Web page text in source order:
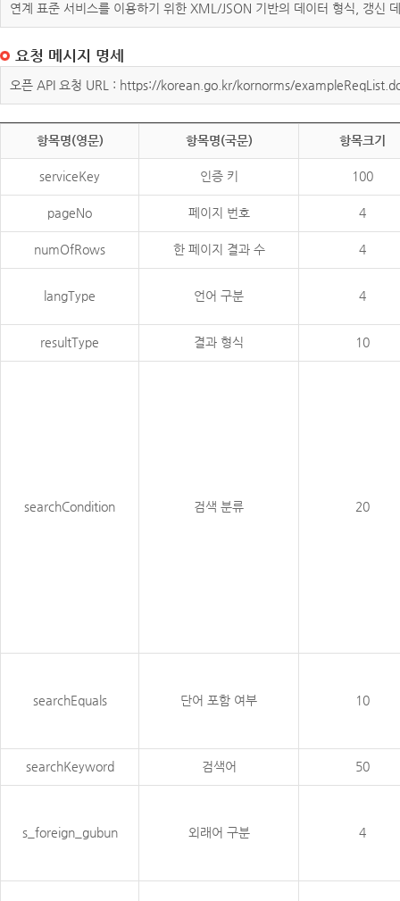
연계 표준 서비스를 이용하기 위한 XML/JSON 기반의 데이터 형식, 갱신
요청 메시지 명세
오픈 API 요청 URL : https://korean.go.kr/kornorms/
항목명(영문) 항목명(국문) 항목크기
serviceKey 인증 키 100
pageNo 페이지 번호 4
numOfRows 한 페이지 결과 수 4
langType 언어 구분 4
resultType 결과 형식 10
searchCondition 검색 분류 20
searchEquals 단어 포함 여부 10
searchKeyword 검색어 50
s_foreign_gubun 외래어 구분 4